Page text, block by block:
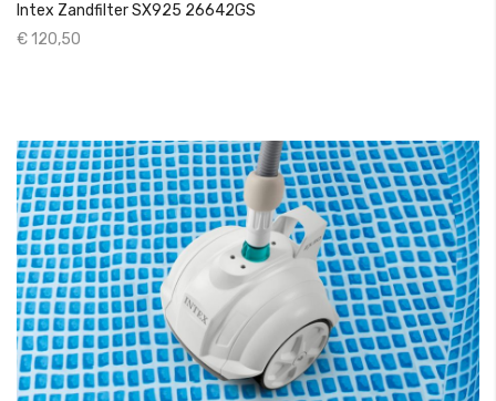
Intex Zandfilter SX925 26642GS
€ 120,50